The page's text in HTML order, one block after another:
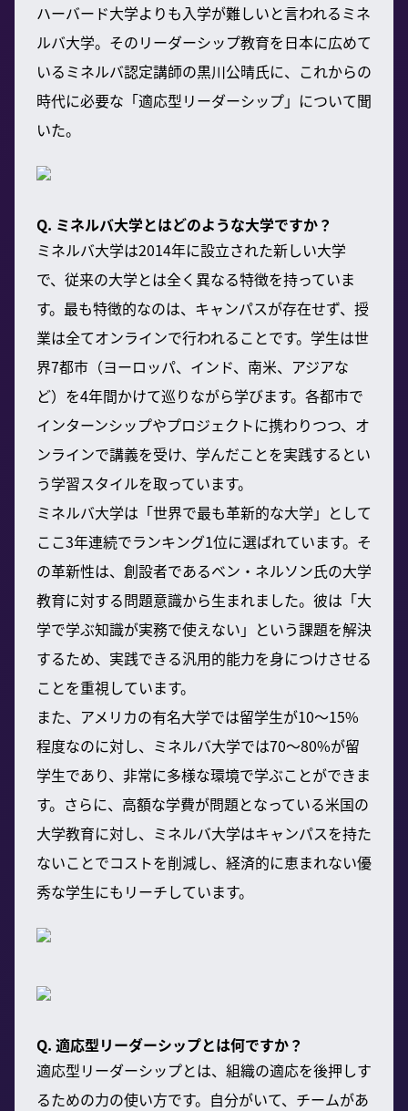
ハーバード大学よりも入学が難しいと言われるミネ
ルバ大学。そのリーダーシップ教育を日本に広めて
いるミネルバ認定講師の黒川公晴氏に、これからの
時代に必要な「適応型リーダーシップ」について聞
いた。
Q. ミネルバ大学とはどのような大学ですか？
ミネルバ大学は2014年に設立された新しい大学
で、従来の大学とは全く異なる特徴を持っていま
す。最も特徴的なのは、キャンパスが存在せず、授
業は全てオンラインで行われることです。学生は世
界7都市（ヨーロッパ、インド、南米、アジアな
ど）を4年間かけて巡りながら学びます。各都市で
インターンシップやプロジェクトに携わりつつ、オ
ンラインで講義を受け、学んだことを実践するとい
う学習スタイルを取っています。
ミネルバ大学は「世界で最も革新的な大学」として
ここ3年連続でランキング1位に選ばれています。そ
の革新性は、創設者であるベン・ネルソン氏の大学
教育に対する問題意識から生まれました。彼は「大
学で学ぶ知識が実務で使えない」という課題を解決
するため、実践できる汎用的能力を身につけさせる
ことを重視しています。
また、アメリカの有名大学では留学生が10〜15%
程度なのに対し、ミネルバ大学では70〜80%が留
学生であり、非常に多様な環境で学ぶことができま
す。さらに、高額な学費が問題となっている米国の
大学教育に対し、ミネルバ大学はキャンパスを持た
ないことでコストを削減し、経済的に恵まれない優
秀な学生にもリーチしています。
Q. 適応型リーダーシップとは何ですか？
適応型リーダーシップとは、組織の適応を後押しす
るための力の使い方です。自分がいて、チームがあ